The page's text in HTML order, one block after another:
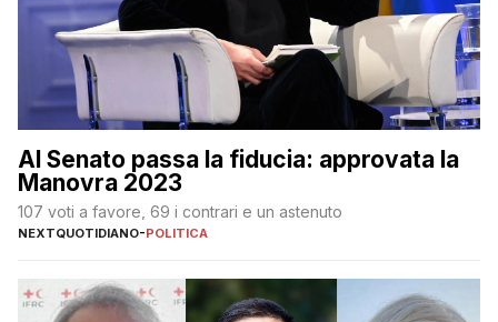
Al Senato passa la fiducia: approvata la
Manovra 2023
107 voti a favore, 69 i contrari e un astenuto
NEXTQUOTIDIANO-POLITICA